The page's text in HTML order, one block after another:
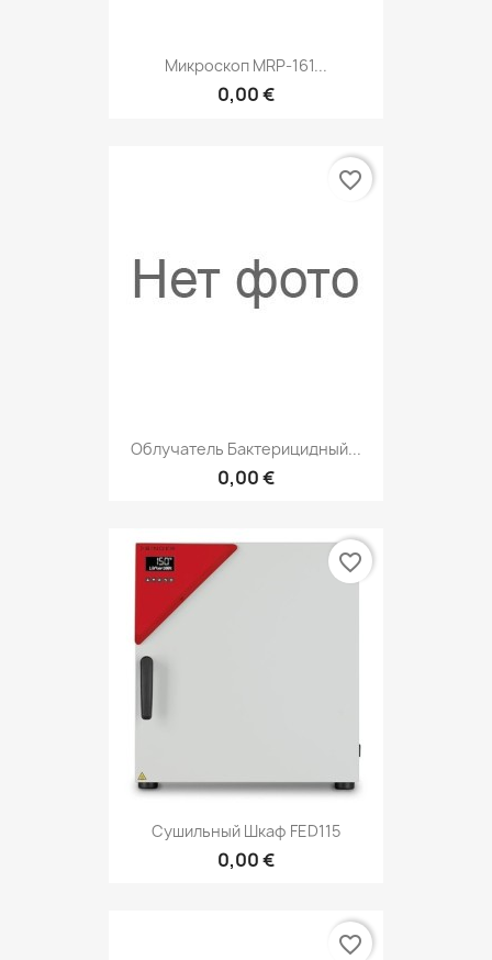
Микроскоп MRP-161...
0,00 €
Облучатель Бактерицидный...
0,00 €
favorite_border
Сушильный Шкаф FED115
0,00 €
favorite_border
favorite_border